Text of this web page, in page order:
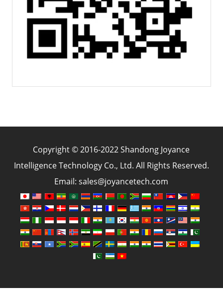
Copyright © 2016-2022 Shandong Joyance
Intelligence Technology Co., Ltd. All Rights Reserved.
Email: sales@joyancetech.com